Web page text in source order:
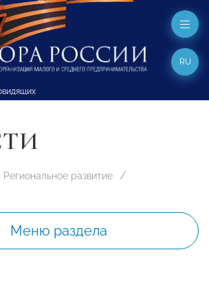
RU
Региональное развитие
Меню раздела